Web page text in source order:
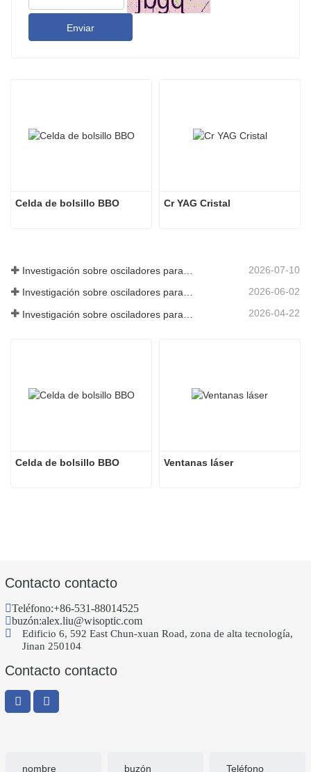
Enviar
Celda de bolsillo BBO Cr YAG Cristal
2026-07-10
Investigación sobre osciladores paramétricos de infrarrojo medio - Parte 05 2026-06-02
2026-04-22
Celda de bolsillo BBO Ventanas láser
Contacto contacto
Teléfono:+86-531-88014525
buzón:alex.liu@wisoptic.com
Edificio 6, 592 East Chun-xuan Road, zona de alta tecnología,
Jinan 250104
Contacto contacto